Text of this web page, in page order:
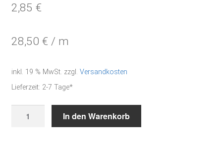
2,85 €
28,50 € / m
inkl. 19 % MwSt. zzgl. Versandkosten
Lieferzeit: 2-7 Tage*
In den Warenkorb